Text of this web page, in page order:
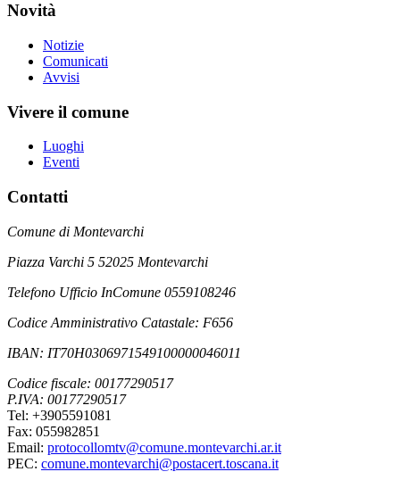
Novità
Notizie
Comunicati
Avvisi
Vivere il comune
Luoghi
Eventi
Contatti
Comune di Montevarchi
Piazza Varchi 5 52025 Montevarchi
Telefono Ufficio InComune 0559108246
Codice Amministrativo Catastale: F656
IBAN: IT70H0306971549100000046011
Codice fiscale: 00177290517
P.IVA: 00177290517
Tel: +3905591081
Fax: 055982851
Email: protocollomtv@comune.montevarchi.ar.it
PEC: comune.montevarchi@postacert.toscana.it